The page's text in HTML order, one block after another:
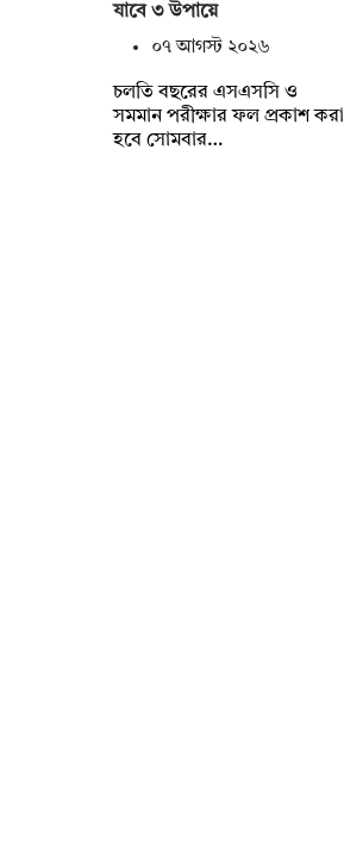
যাবে ৩ উপায়ে
০৭ আগস্ট ২০২৬
চলতি বছরের এসএসসি ও
সমমান পরীক্ষার ফল প্রকাশ করা
হবে সোমবার…